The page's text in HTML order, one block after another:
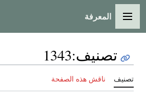
القائمة الرئيسية
المعرفة
تصنيف:
1343
تصنيف ناقش هذه الصفحة